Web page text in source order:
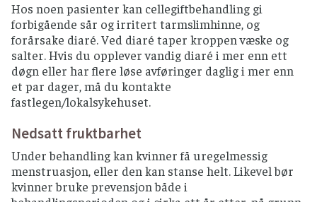
Hos noen pasienter kan cellegiftbehandling gi
forbigående sår og irritert tarmslimhinne, og
forårsake diaré. Ved diaré taper kroppen væske og
salter. Hvis du opplever vandig diaré i mer enn ett
døgn eller har flere løse avføringer daglig i mer enn
et par dager, må du kontakte
fastlegen/lokalsykehuset.
Nedsatt fruktbarhet
Under behandling kan kvinner få uregelmessig
menstruasjon, eller den kan stanse helt. Likevel bør
kvinner bruke prevensjon både i